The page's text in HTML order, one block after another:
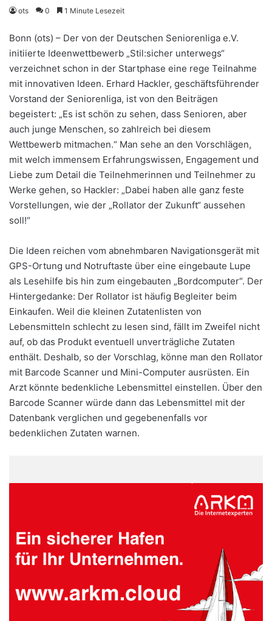
ots 0 1 Minute Lesezeit
Bonn (ots) – Der von der Deutschen Seniorenliga e.V.
initiierte Ideenwettbewerb „Stil:sicher unterwegs“
verzeichnet schon in der Startphase eine rege Teilnahme
mit innovativen Ideen. Erhard Hackler, geschäftsführender
Vorstand der Seniorenliga, ist von den Beiträgen
begeistert: „Es ist schön zu sehen, dass Senioren, aber
auch junge Menschen, so zahlreich bei diesem
Wettbewerb mitmachen.“ Man sehe an den Vorschlägen,
mit welch immensem Erfahrungswissen, Engagement und
Liebe zum Detail die Teilnehmerinnen und Teilnehmer zu
Werke gehen, so Hackler: „Dabei haben alle ganz feste
Vorstellungen, wie der „Rollator der Zukunft“ aussehen
soll!“
Die Ideen reichen vom abnehmbaren Navigationsgerät mit
GPS-Ortung und Notruftaste über eine eingebaute Lupe
als Lesehilfe bis hin zum eingebauten „Bordcomputer“. Der
Hintergedanke: Der Rollator ist häufig Begleiter beim
Einkaufen. Weil die kleinen Zutatenlisten von
Lebensmitteln schlecht zu lesen sind, fällt im Zweifel nicht
auf, ob das Produkt eventuell unverträgliche Zutaten
enthält. Deshalb, so der Vorschlag, könne man den Rollator
mit Barcode Scanner und Mini-Computer ausrüsten. Ein
Arzt könnte bedenkliche Lebensmittel einstellen. Über den
Barcode Scanner würde dann das Lebensmittel mit der
Datenbank verglichen und gegebenenfalls vor
bedenklichen Zutaten warnen.